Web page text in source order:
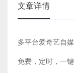
文章详情
多平台爱奇艺自
免费，定时，一